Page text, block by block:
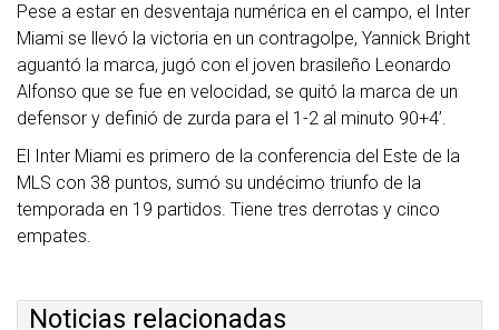
Pese a estar en desventaja numérica en el campo, el Inter
Miami se llevó la victoria en un contragolpe, Yannick Bright
aguantó la marca, jugó con el joven brasileño Leonardo
Alfonso que se fue en velocidad, se quitó la marca de un
defensor y definió de zurda para el 1-2 al minuto 90+4’.
El Inter Miami es primero de la conferencia del Este de la
MLS con 38 puntos, sumó su undécimo triunfo de la
temporada en 19 partidos. Tiene tres derrotas y cinco
empates.
Noticias relacionadas